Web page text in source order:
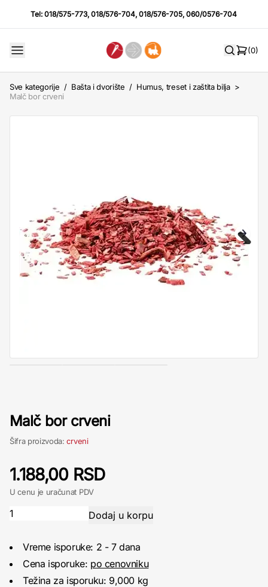
Tel:018/575-773,018/576-704,018/576-705,060/0576-704
(0)
Sve kategorije / Bašta i dvorište / Humus, treset i zaštita bilja >
Malč bor crveni
Malč bor crveni
Šifra proizvoda:crveni
1.188,00 RSD
U cenu je uračunat PDV
Vreme isporuke: 2 - 7 dana
Cena isporuke: po cenovniku
Težina za isporuku: 9,000 kg